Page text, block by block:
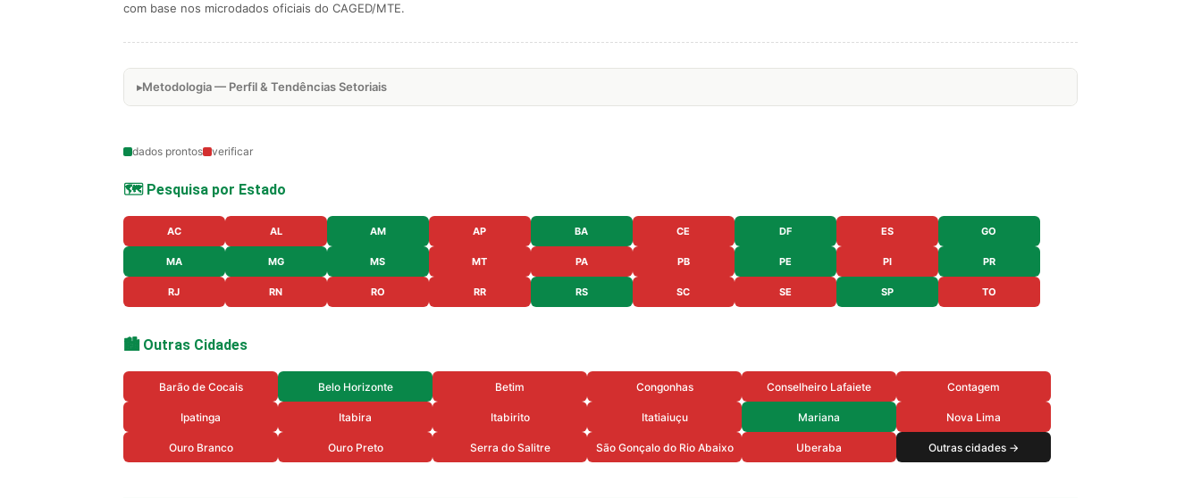
com base nos microdados oficiais do CAGED/MTE.
Metodologia — Perfil & Tendências Setoriais
dados prontos verificar
🗺️ Pesquisa por Estado
AC AL AM AP BA CE DF ES GO
MA MG MS MT PA PB PE PI PR
RJ RN RO RR RS SC SE SP TO
🏙️ Outras Cidades
Barão de Cocais Belo Horizonte Betim Congonhas Conselheiro Lafaiete Contagem
Ipatinga Itabira Itabirito Itatiaiuçu Mariana Nova Lima
Ouro Branco Ouro Preto Serra do Salitre São Gonçalo do Rio Abaixo Uberaba Outras cidades →